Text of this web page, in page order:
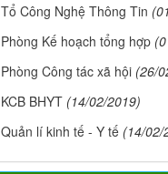
Tổ Công Nghệ Thông Tin
Phòng Kế hoạch tổng hợp
Phòng Công tác xã hội (26/
KCB BHYT (14/02/2019)
Quản lí kinh tế - Y tế (14/02/